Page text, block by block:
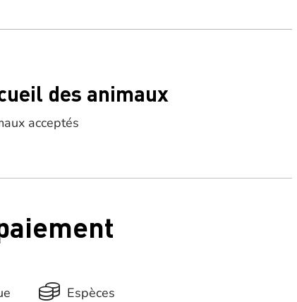
des animaux
acceptés
Espèces